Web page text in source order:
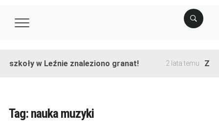
szkoły w Leźnie znaleziono granat! 2 lata temu
Tag: nauka muzyki